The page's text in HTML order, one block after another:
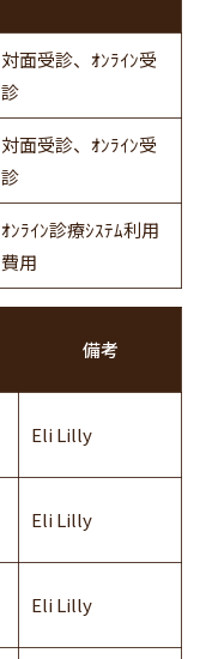
対面受診、ｵﾝﾗｲﾝ受
診
対面受診、ｵﾝﾗｲﾝ受
診
ｵﾝﾗｲﾝ診療ｼｽﾃﾑ利用
費用
備考
Eli Lilly
Eli Lilly
Eli Lilly